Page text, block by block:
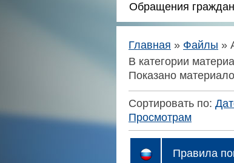
Обращения граждан
Главная » Файлы »
В категории
Показано
Сортировать по:
Просмотрам
Правила